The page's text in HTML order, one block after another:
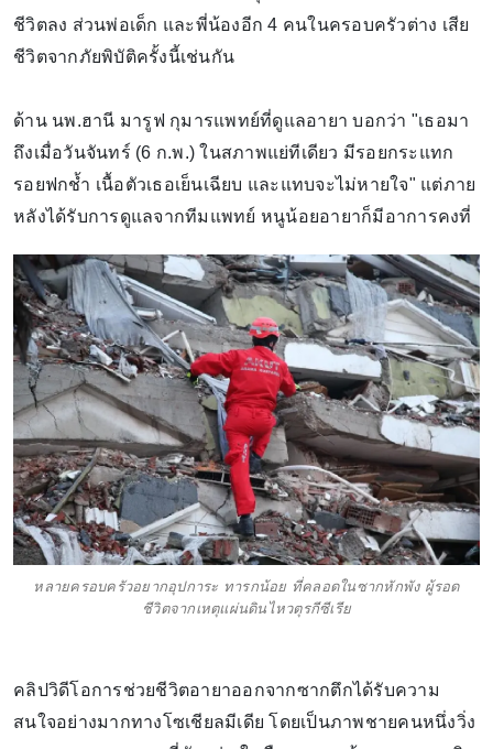
ชีวิตลง ส่วนพ่อเด็ก และพี่น้องอีก 4 คนในครอบครัวต่าง เสีย
ชีวิตจากภัยพิบัติครั้งนี้เช่นกัน
ด้าน นพ.ฮานี มารูฟ กุมารแพทย์ที่ดูแลอายา บอกว่า "เธอมา
ถึงเมื่อวันจันทร์ (6 ก.พ.) ในสภาพแย่ทีเดียว มีรอยกระแทก
รอยฟกช้ำ เนื้อตัวเธอเย็นเฉียบ และแทบจะไม่หายใจ" แต่ภาย
หลังได้รับการดูแลจากทีมแพทย์ หนูน้อยอายาก็มีอาการคงที่
หลายครอบครัวอยากอุปการะ ทารกน้อย ที่คลอดในซากหักพัง ผู้รอด
ชีวิตจากเหตุแผ่นดินไหวตุรกีซีเรีย
คลิปวิดีโอการช่วยชีวิตอายาออกจากซากตึกได้รับความ
สนใจอย่างมากทางโซเชียลมีเดีย โดยเป็นภาพชายคนหนึ่งวิ่ง